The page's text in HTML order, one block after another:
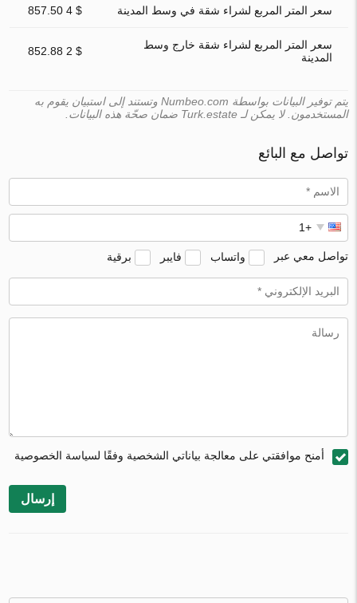
سعر المتر المربع لشراء شقة في وسط المدينة $ 4 857.50
سعر المتر المربع لشراء شقة خارج وسط
المدينة
$ 2 852.88
يتم توفير البيانات بواسطة Numbeo.com وتستند إلى استبيان يقوم به
المستخدمون. لا يمكن لـ Turk.estate ضمان صحّة هذه البيانات.
تواصل مع البائع
تواصل معي عبر واتساب فايبر برقية
أمنح موافقتي على معالجة بياناتي الشخصية وفقًا لسياسة الخصوصية
إرسال